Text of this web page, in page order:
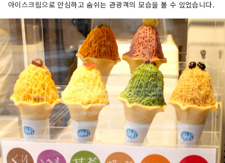
아이스크림으로 안심하고 숨쉬는 관광객의 모습을 볼 수 있었습니다.